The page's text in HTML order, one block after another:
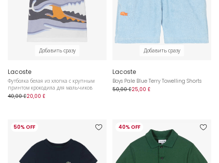
Добавить сразу
Lacoste
Футболка белая из хлопка с крупным
принтом крокодила для мальчиков
40,00 £20,00 £
Добавить сразу
Lacoste
Boys Pale Blue Terry Towelling Shorts
50,00 £25,00 £
50% OFF 40% OFF